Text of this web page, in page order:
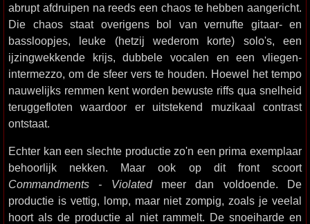
abrupt afdruipen na reeds een chaos te hebben aangericht.
Die chaos staat overigens bol van vernufte gitaar- en
bassloopjes, leuke (hetzij wederom korte) solo's, een
ijzingwekkende krijs, dubbele vocalen en een vliegen-
intermezzo, om de sfeer vers te houden. Hoewel het tempo
nauwelijks remmen kent worden bewuste riffs qua snelheid
teruggefloten waardoor er uitstekend muzikaal contrast
ontstaat.
Echter kan een slechte productie zo'n een prima exemplaar
behoorlijk nekken. Maar ook op dit front scoort
Commandments - Violatedmeer dan voldoende. De
productie is vettig, lomp, maar niet zompig, zoals je veelal
hoort als de productie al niet rammelt. De snoeiharde en